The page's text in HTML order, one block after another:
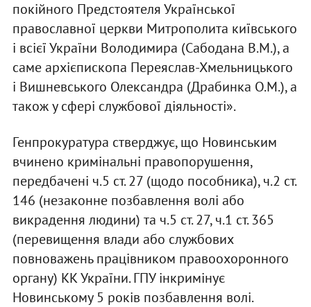
покійного Предстоятеля Української
православної церкви Митрополита київського
і всієї України Володимира (Сабодана В.М.), а
саме архієпископа Переяслав-Хмельницького
і Вишневського Олександра (Драбинка О.М.), а
також у сфері службової діяльності».
Генпрокуратура стверджує, що Новинським
вчинено кримінальні правопорушення,
передбачені ч.5 ст. 27 (щодо пособника), ч.2 ст.
146 (незаконне позбавлення волі або
викрадення людини) та ч.5 ст. 27, ч.1 ст. 365
(перевищення влади або службових
повноважень працівником правоохоронного
органу) КК України. ГПУ інкримінує
Новинському 5 років позбавлення волі.